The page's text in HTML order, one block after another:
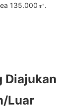
135.000㎡.
Diajukan
Luar